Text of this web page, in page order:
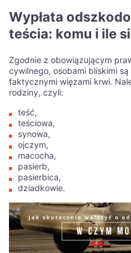
Wypłata
teścia: komu i ile
победу в
Вы когда-нибудь
шансы на победу в онлайн-
российским игроком, то мы
новости! В этой статье мы
эффективных стратегиях и
Независимо от того,
только начинаете свой путь
и трюки помогут вам
насладиться игрой на новом
Zgodnie z obowiązującym
cywilnego, osobami bliskimi
faktycznymi więzami krwi.
rodziny, czyli:
teść,
teściowa,
synowa,
ojczym,
macocha,
pasierb,
pasierbica,
dziadkowie.